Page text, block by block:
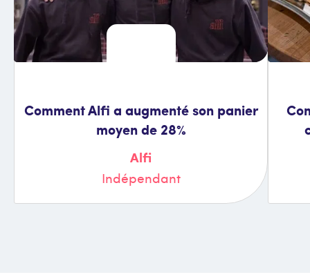
Comment Alfi a augmenté son panier
moyen de 28%
Alfi
Indépendant